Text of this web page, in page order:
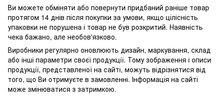
Ви можете обміняти або повернути придбаний раніше товар
протягом 14 днів після покупки за умови, якщо цілісність
упаковки не порушена і товар не був розкритий. Наявність
чека бажано, але необов'язково.
Виробники регулярно оновлюють дизайн, маркування, склад
або інші параметри своєї продукції. Тому зображення і описи
продукції, представленої на сайті, можуть відрізнятися від
того, що Ви отримуєте в замовленні. Інформація на сайті
може змінюватися з затримкою.